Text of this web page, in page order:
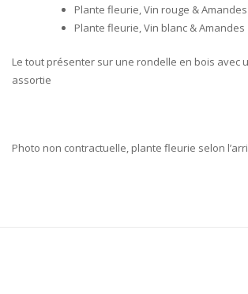
Plante fleurie, Vin rouge &
Plante fleurie, Vin blanc &
Le tout présenter sur une rondelle en bois avec
assortie
Photo non contractuelle, plante fleurie selon